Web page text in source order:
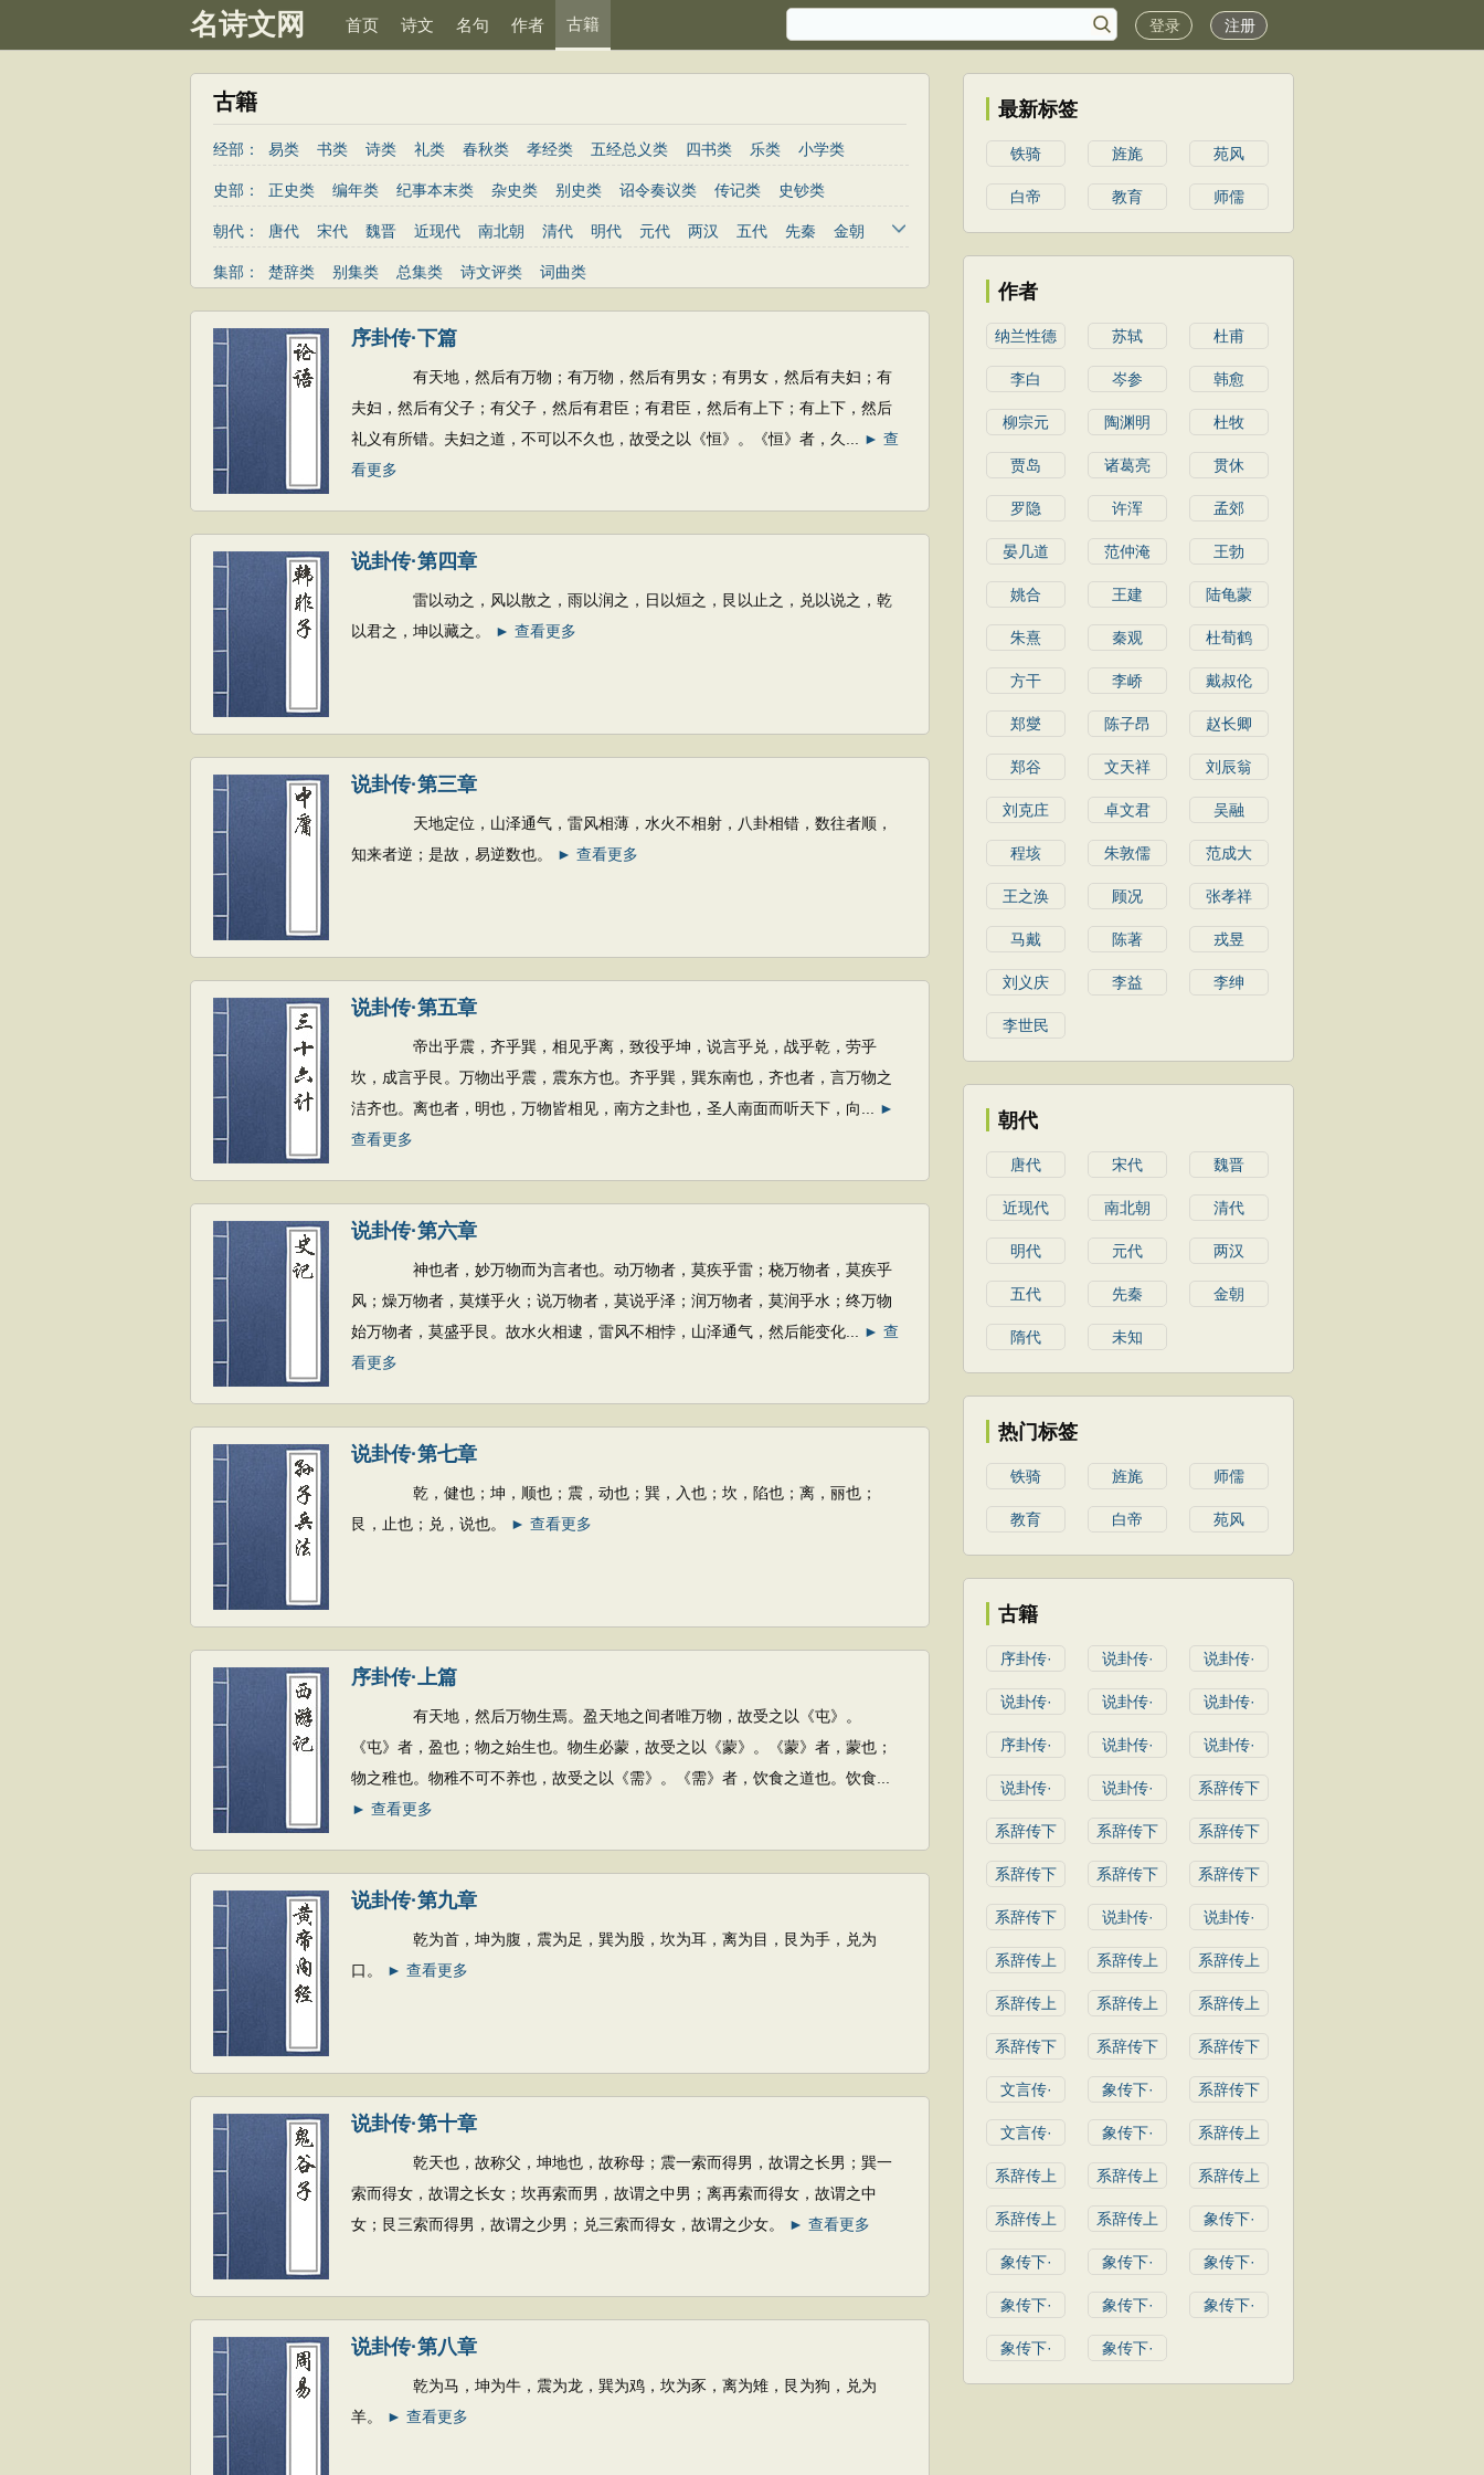
名诗文网 首页 诗文 名句 作者 古籍 登录 注册
古籍
经部： 易类 书类 诗类 礼类 春秋类 孝经类 五经总义类 四书类 乐类 小学类
史部： 正史类 编年类 纪事本末类 杂史类 别史类 诏令奏议类 传记类 史钞类
朝代： 唐代 宋代 魏晋 近现代 南北朝 清代 明代 元代 两汉 五代 先秦
金朝
隋代
未知
集部： 楚辞类 别集类 总集类 诗文评类 词曲类
序卦传·下篇
有天地，然后有万物；有万物，然后有男女；有男女，然后有夫妇；有
夫妇，然后有父子；有父子，然后有君臣；有君臣，然后有上下；有上下，然后
礼义有所错。夫妇之道，不可以不久也，故受之以《恒》。《恒》者，久...
► 查
看更多
说卦传·第四章
雷以动之，风以散之，雨以润之，日以烜之，艮以止之，兑以说之，乾
以君之，坤以藏之。
► 查看更多
说卦传·第三章
天地定位，山泽通气，雷风相薄，水火不相射，八卦相错，数往者顺，
知来者逆；是故，易逆数也。
► 查看更多
说卦传·第五章
帝出乎震，齐乎巽，相见乎离，致役乎坤，说言乎兑，战乎乾，劳乎
坎，成言乎艮。万物出乎震，震东方也。齐乎巽，巽东南也，齐也者，言万物之
洁齐也。离也者，明也，万物皆相见，南方之卦也，圣人南面而听天下，向...
►
查看更多
说卦传·第六章
神也者，妙万物而为言者也。动万物者，莫疾乎雷；桡万物者，莫疾乎
风；燥万物者，莫熯乎火；说万物者，莫说乎泽；润万物者，莫润乎水；终万物
始万物者，莫盛乎艮。故水火相逮，雷风不相悖，山泽通气，然后能变化...
► 查
看更多
说卦传·第七章
乾，健也；坤，顺也；震，动也；巽，入也；坎，陷也；离，丽也；
艮，止也；兑，说也。
► 查看更多
序卦传·上篇
有天地，然后万物生焉。盈天地之间者唯万物，故受之以《屯》。
《屯》者，盈也；物之始生也。物生必蒙，故受之以《蒙》。《蒙》者，蒙也；
物之稚也。物稚不可不养也，故受之以《需》。《需》者，饮食之道也。饮食...
► 查看更多
说卦传·第九章
乾为首，坤为腹，震为足，巽为股，坎为耳，离为目，艮为手，兑为
口。
► 查看更多
说卦传·第十章
乾天也，故称父，坤地也，故称母；震一索而得男，故谓之长男；巽一
索而得女，故谓之长女；坎再索而男，故谓之中男；离再索而得女，故谓之中
女；艮三索而得男，故谓之少男；兑三索而得女，故谓之少女。
► 查看更多
说卦传·第八章
乾为马，坤为牛，震为龙，巽为鸡，坎为豕，离为雉，艮为狗，兑为
羊。
► 查看更多
最新标签
铁骑 旌旄 苑风
白帝 教育 师儒
作者
纳兰性德 苏轼 杜甫
李白 岑参 韩愈
柳宗元 陶渊明 杜牧
贾岛 诸葛亮 贯休
罗隐 许浑 孟郊
晏几道 范仲淹 王勃
姚合 王建 陆龟蒙
朱熹 秦观 杜荀鹤
方干 李峤 戴叔伦
郑燮 陈子昂 赵长卿
郑谷 文天祥 刘辰翁
刘克庄 卓文君 吴融
程垓 朱敦儒 范成大
王之涣 顾况 张孝祥
马戴 陈著 戎昱
刘义庆 李益 李绅
李世民
朝代
唐代 宋代 魏晋
近现代 南北朝 清代
明代 元代 两汉
五代 先秦 金朝
隋代 未知
热门标签
铁骑 旌旄 师儒
教育 白帝 苑风
古籍
序卦传· 说卦传· 说卦传·
说卦传· 说卦传· 说卦传·
序卦传· 说卦传· 说卦传·
说卦传· 说卦传· 系辞传下
系辞传下 系辞传下 系辞传下
系辞传下 系辞传下 系辞传下
系辞传下 说卦传· 说卦传·
系辞传上 系辞传上 系辞传上
系辞传上 系辞传上 系辞传上
系辞传下 系辞传下 系辞传下
文言传· 象传下· 系辞传下
文言传· 象传下· 系辞传上
系辞传上 系辞传上 系辞传上
系辞传上 系辞传上 象传下·
象传下· 象传下· 象传下·
象传下· 象传下· 象传下·
象传下· 象传下·